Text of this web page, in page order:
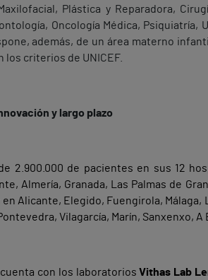
Plástica y Reparadora,
Oncología Médica,
además, de un área materno
los criterios de UNICEF.
y largo plazo
2.900.000 de pacientes en sus 12
Almería, Granada, Las Palmas de
Alicante, Elegido, Fuengirola,
Vilagarcía, Marín, Sanxenxo, A
cuenta con los laboratoriosVithas Lab